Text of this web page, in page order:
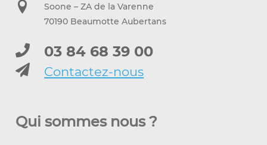
Soone – ZA de la Varenne
70190 Beaumotte Aubertans
03 84 68 39 00
Contactez-nous
Qui sommes nous ?